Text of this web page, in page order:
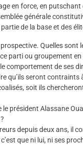
en force, en
générale
de la base et des
Quelles sont
parti ou groupement
comportement de ses
qu’ils seront
soit ils
président Alassane
depuis deux ans, il
que ni lui, ni ses